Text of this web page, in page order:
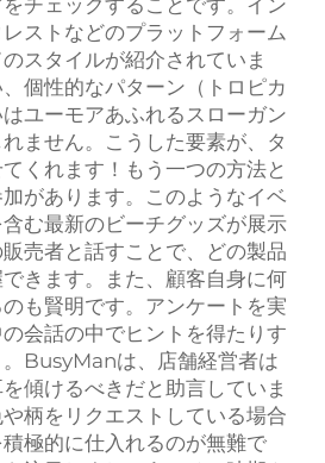
チェックすることです。イン
ストなどのプラットフォーム
スタイルが紹介されていま
個性的なパターン（トロピカ
ユーモアあふれるスローガン
ません。こうした要素が、タ
くれます！もう一つの方法と
があります。このようなイベ
む最新のビーチグッズが展示
売者と話すことで、どの製品
きます。また、顧客自身に何
も賢明です。アンケートを実
会話の中でヒントを得たりす
BusyManは、店舗経営者は
傾けるべきだと助言していま
柄をリクエストしている場合
極的に仕入れるのが無難で